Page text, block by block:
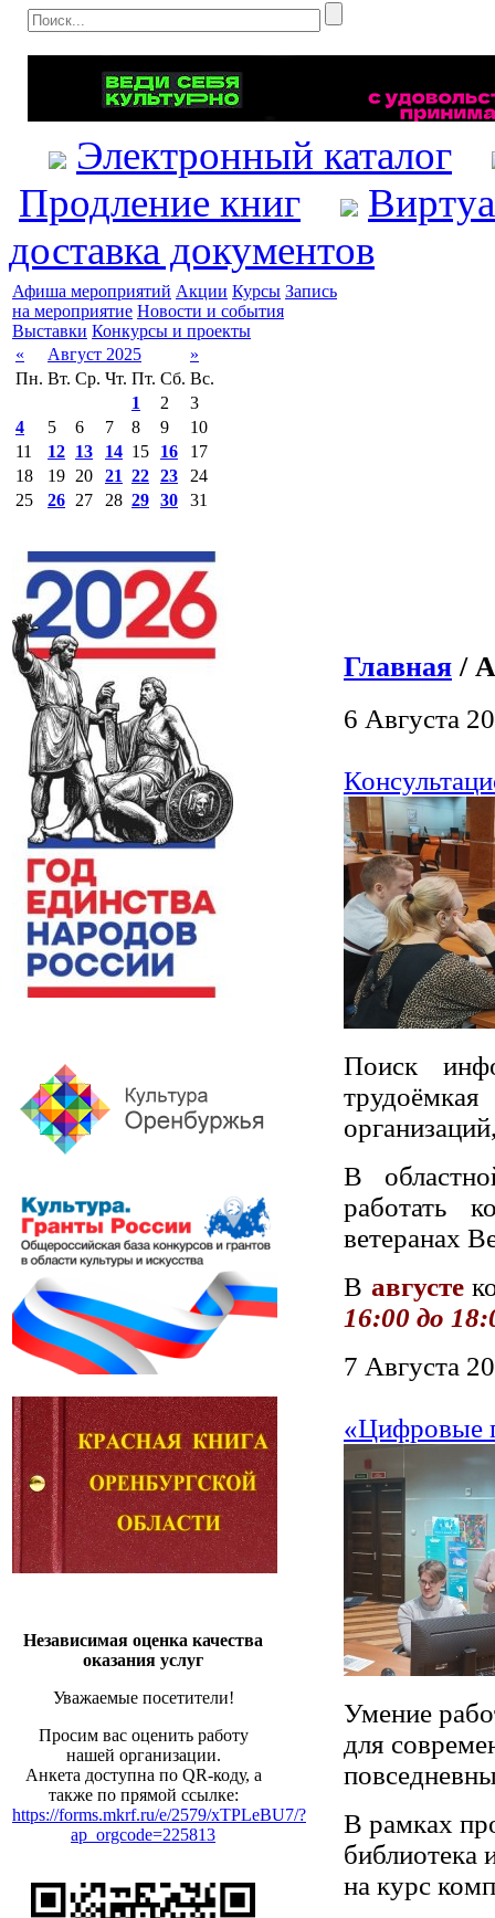
Электронный каталог
Продление книг
доставка документов
Афиша мероприятий Акции Курсы Запись
на мероприятие Новости и события
Выставки Конкурсы и проекты
«
Август 2025
»
Пн. Вт. Ср. Чт. Пт. Сб. Вс.
1
2
3
4
5 6 7 8 9
10
11
12 13 14 15 16
17
18
19 20 21 22 23
24
25
26 27 28 29 30 31
Независимая оценка качества
оказания услуг
Уважаемые посетители!
Просим вас оценить работу
нашей организации.
Анкета доступна по QR-коду, а
также по прямой ссылке:
https://forms.mkrf.ru/e/2579/xTPLeBU7/?
ap_orgcode=225813
Главная /
6 Августа
Поиск
В
работать
ветеранах
В августе
16:00 до
7 Августа
«Цифровые
Умение
для
В рамках
библиотека
на курс